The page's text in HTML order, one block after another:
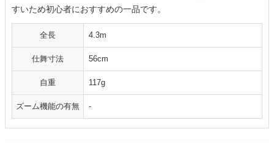
すいため初心者におすすめの一品です。
全長 4.3m
仕舞寸法 56cm
自重 117g
ズーム機能の有無 -